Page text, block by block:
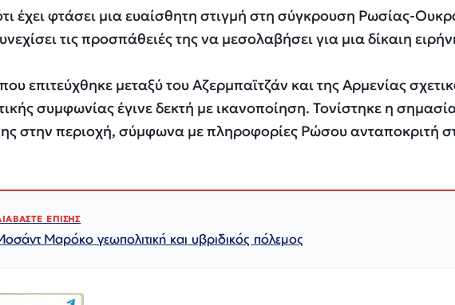
έχει φτάσει μια ευαίσθητη στιγμή στη σύγκρουση Ρωσίας-
τις προσπάθειές της να μεσολαβήσει για μια δίκαιη
επιτεύχθηκε μεταξύ του Αζερμπαϊτζάν και της Αρμενίας
συμφωνίας έγινε δεκτή με ικανοποίηση. Τονίστηκε η
στην περιοχή, σύμφωνα με πληροφορίες Ρώσου ανταποκριτή
ΕΠΙΣΗΣ
Μαρόκο γεωπολιτική και υβριδικός πόλεμος